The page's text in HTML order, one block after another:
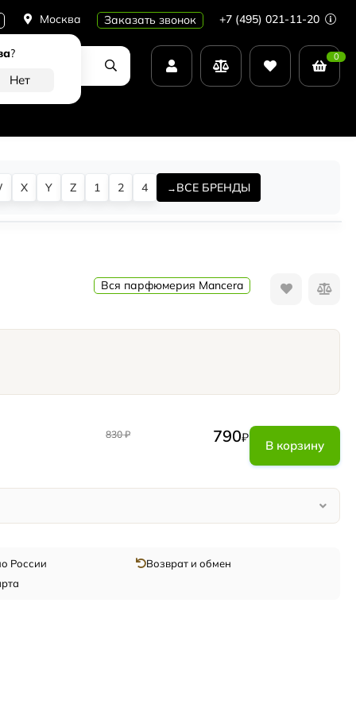
Москва
?
Заказать звонок +7 (495) 021-11-20
0
X Y Z 1 2 4 ВСЕ БРЕНДЫ
Вся парфюмерия Mancera
830₽ 790₽
В корзину
России
Возврат и обмен